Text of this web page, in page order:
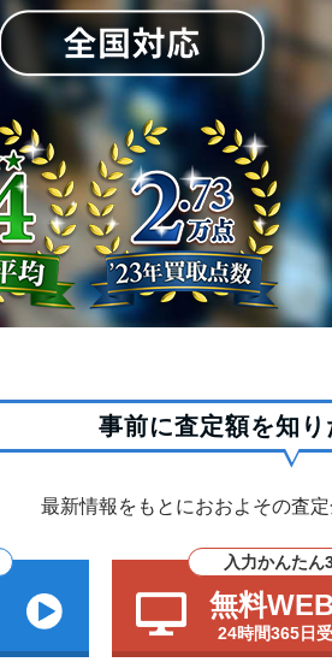
事前に査定額を知
最新情報をもとにおおよその査
入力かんたん
無料
24時間365日